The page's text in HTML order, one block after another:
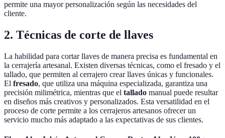
permite una mayor personalización según las necesidades del
cliente.
2. Técnicas de corte de llaves
La habilidad para cortar llaves de manera precisa es fundamental en
la cerrajería artesanal. Existen diversas técnicas, como el fresado y el
tallado, que permiten al cerrajero crear llaves únicas y funcionales.
El fresado, que utiliza una máquina especializada, garantiza una
precisión milimétrica, mientras que el tallado manual puede resultar
en diseños más creativos y personalizados. Esta versatilidad en el
proceso de corte permite a los cerrajeros artesanos ofrecer un
servicio mucho más adaptado a las expectativas de sus clientes.